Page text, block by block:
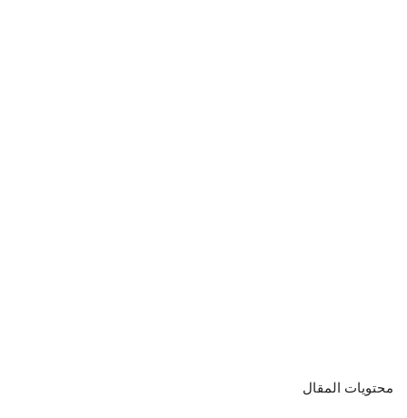
محتويات المقال